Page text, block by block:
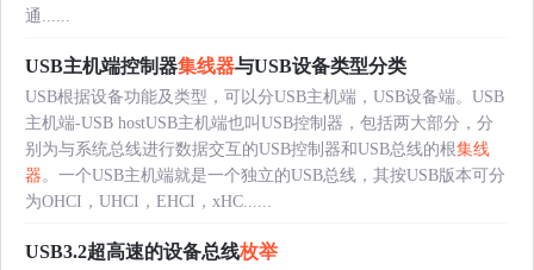
通......
USB主机端控制器集线器与USB设备类型分类
USB根据设备功能及类型，可以分USB主机端，USB设备端。USB
主机端-USB hostUSB主机端也叫USB控制器，包括两大部分，分
别为与系统总线进行数据交互的USB控制器和USB总线的根集线
器 。一个USB主机端就是一个独立的USB总线，其按USB版本可分
为OHCI，UHCI，EHCI，xHC......
USB3.2超高速的设备总线枚举